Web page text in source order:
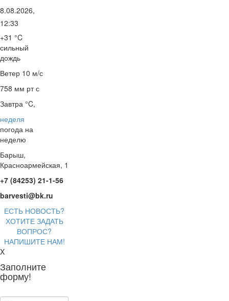
8.08.2026,
12:33
+31 °C
сильный
дождь
Ветер 10 м/с
758 мм рт с
Завтра °C,
неделя
погода на
неделю
Барыш,
Красноармейская, 1
+7 (84253) 21-1-56
barvesti@bk.ru
ЕСТЬ НОВОСТЬ?
ХОТИТЕ ЗАДАТЬ
ВОПРОС?
НАПИШИТЕ НАМ!
X
Заполните
форму!